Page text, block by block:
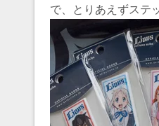
で、とりあえずステ